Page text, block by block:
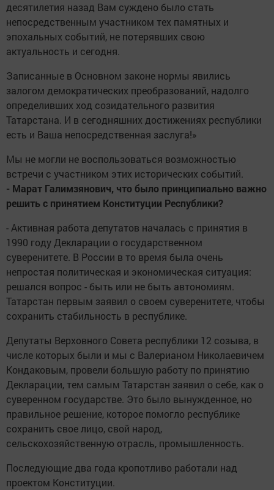
десятилетия назад Вам суждено было стать
непосредственным участником тех памятных и
эпохальных событий, не потерявших свою
актуальность и сегодня.
Записанные в Основном законе нормы явились
залогом демократических преобразований, надолго
определивших ход созидательного развития
Татарстана. И в сегодняшних достижениях рес­публики
есть и Ваша непосредственная заслуга!»
Мы не могли не воспользоваться возможностью
встречи с участником этих исторических событий.
- Марат Галимзянович, что было принципиально важно
решить с принятием Конституции Респуб­лики?
- Активная работа депутатов началась с принятия в
1990 году Декларации о государственном
суверенитете. В России в то время была очень
непростая политическая и экономическая ситуация:
решался вопрос - быть или не быть автономиям.
Татарстан первым заявил о своем суверенитете, чтобы
сохранить стабильность в республике.
Депутаты Верховного Совета республики 12 созыва, в
числе которых были и мы с Валерианом Николаевичем
Кондаковым, провели большую работу по принятию
Декларации, тем самым Татарстан заявил о себе, как о
суверенном государстве. Это было вынужденное, но
правильное решение, которое помогло республике
сохранить свое лицо, свой народ,
сельскохозяйственную отрасль, промышленность.
Последующие два года кропотливо работали над
проектом Конституции.